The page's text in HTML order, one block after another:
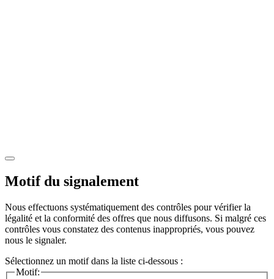
Motif du signalement
Nous effectuons systématiquement des contrôles pour vérifier la
légalité et la conformité des offres que nous diffusons. Si malgré ces
contrôles vous constatez des contenus inappropriés, vous pouvez
nous le signaler.
Sélectionnez un motif dans la liste ci-dessous :
Motif: